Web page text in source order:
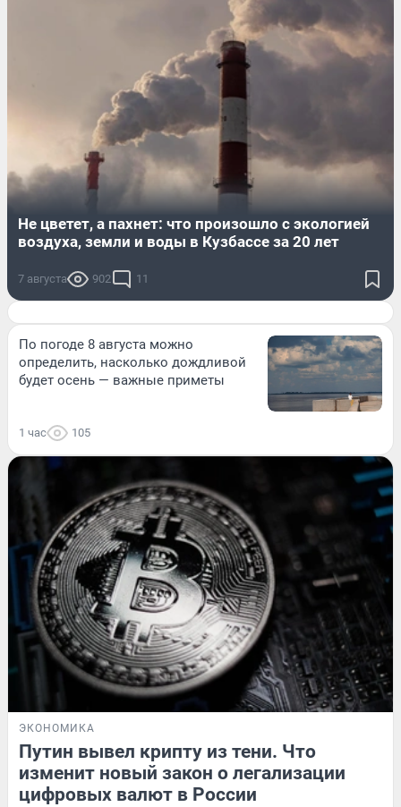
Не цветет, а пахнет: что произошло с экологией
воздуха, земли и воды в Кузбассе за 20 лет
7 августа 902 11
По погоде 8 августа можно
определить, насколько дождливой
будет осень — важные приметы
1 час 105
ЭКОНОМИКА
Путин вывел крипту из тени. Что
изменит новый закон о легализации
цифровых валют в России